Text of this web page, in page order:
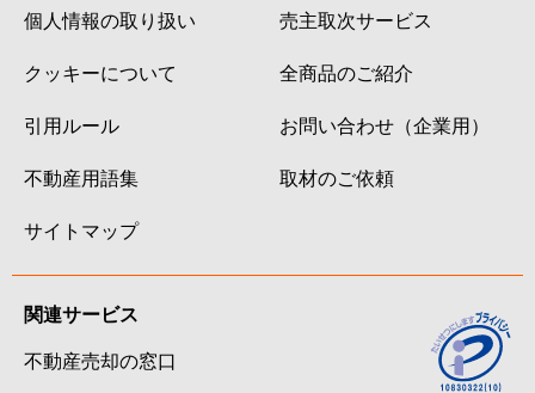
個人情報の取り扱い
クッキーについて
引用ルール
不動産用語集
サイトマップ
売主取次サービス
全商品のご紹介
お問い合わせ（企業用）
取材のご依頼
関連サービス
不動産売却の窓口